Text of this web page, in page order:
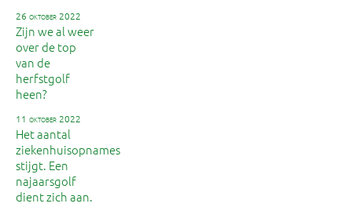
26 oktober 2022
Zijn we al weer
over de top
van de
herfstgolf
heen?
11 oktober 2022
Het aantal
ziekenhuisopnames
stijgt. Een
najaarsgolf
dient zich aan.